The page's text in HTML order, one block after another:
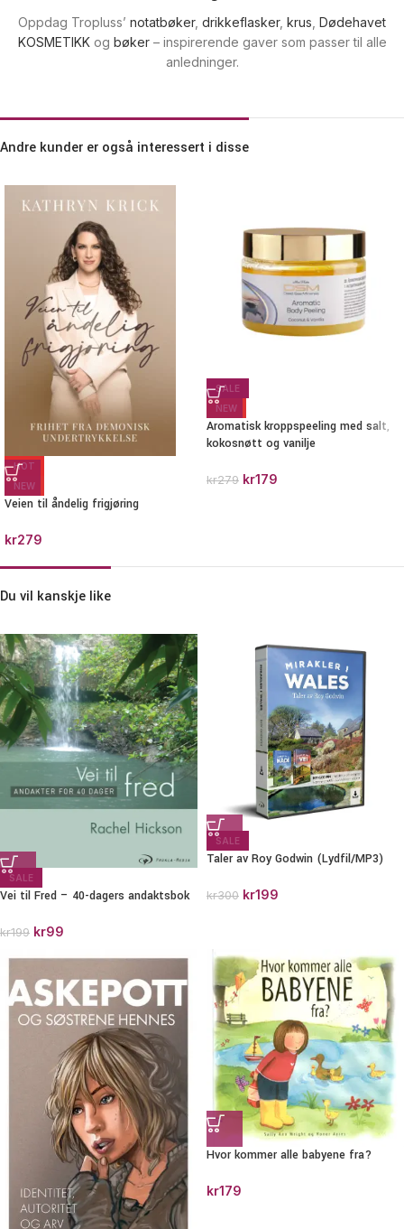
Oppdag Tropluss’ notatbøker, drikkeflasker, krus Dødehavet
KOSMETIKKog bøker– inspirerende gaver som passer til alle
anledninger.
Andre kunder er også interessert i disse
HOT
NEW
Veien til åndelig frigjøring
kr279
SALE
NEW
Aromatisk kroppspeeling med salt,
kokosnøtt og vanilje
kr279 kr179
Du vil kanskje like
SALE
Vei til Fred – 40-dagers andaktsbok
kr199 kr99
SALE
Taler av Roy Godwin (Lydfil/MP3)
kr300 kr199
Hvor kommer alle babyene fra?
kr179